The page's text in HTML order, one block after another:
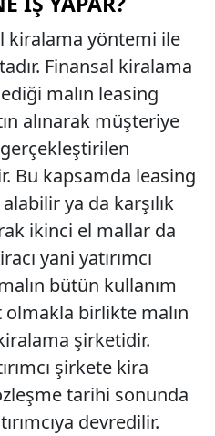
kiralama yöntemi ile
Finansal kiralama
malın leasing
alınarak müşteriye
Bu kapsamda leasing
ya da karşılık
ikinci el mallar da
yani yatırımcı
bütün kullanım
olmakla birlikte malın
şirketidir.
şirkete kira
tarihi sonunda
devredilir.